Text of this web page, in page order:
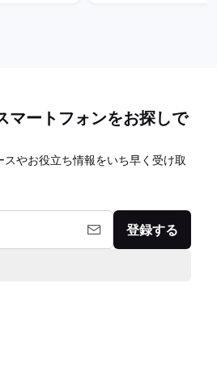
マートフォンをお探しで
やお役立ち情報をいち早く受け取
登録する